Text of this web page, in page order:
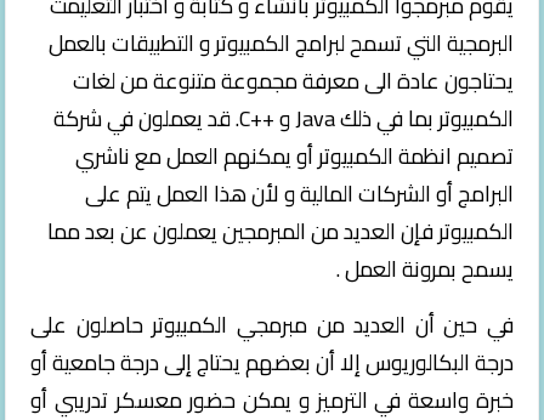
البرمجية التي تسمح لبرامج الكمبيوتر و التطبيقات بالعمل
يحتاجون عادة الى معرفة مجموعة متنوعة من لغات
الكمبيوتر بما في ذلك Java و ++C. قد يعملون في شركة
تصميم انظمة الكمبيوتر أو يمكنهم العمل مع ناشري
البرامج أو الشركات المالية و لأن هذا العمل يتم على
الكمبيوتر فإن العديد من المبرمجين يعملون عن بعد مما
يسمح بمرونة العمل .
في حين أن العديد من مبرمجي الكمبيوتر حاصلون على
درجة البكالوريوس إلا أن بعضهم يحتاج إلى درجة جامعية أو
خبرة واسعة في الترميز و يمكن حضور معسكر تدريبي أو